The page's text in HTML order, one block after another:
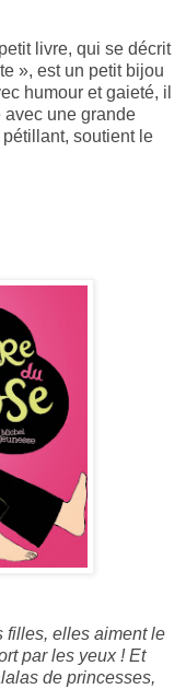
livre, qui se décrit
», est un petit bijou
humour et gaieté, il
avec une grande
soutient le
filles, elles aiment le
par les yeux ! Et
de princesses,